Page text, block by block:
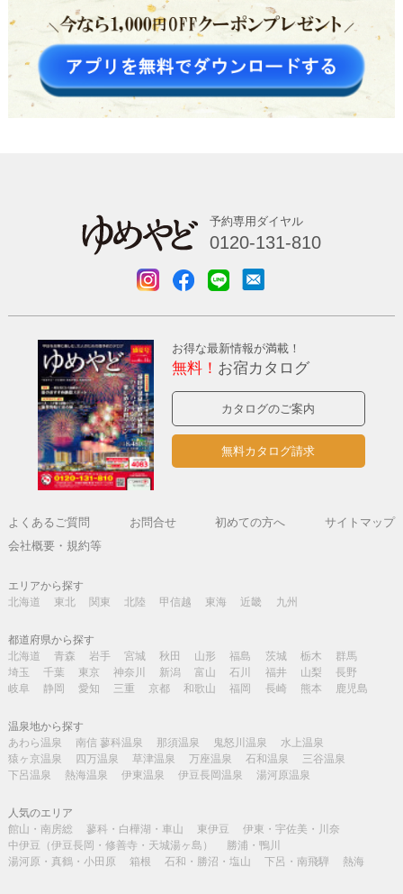
予約専用ダイヤル
0120-131-810
お得な最新情報が満載！
無料！ お宿カタログ
カタログのご案内
無料カタログ請求
よくあるご質問 お問合せ 初めての方へ
サイトマップ
会社概要・規約等
エリアから探す
北海道
東北 関東 北陸 甲信越 東海 近畿 九州
都道府県から探す
北海道
青森 岩手 宮城 秋田 山形 福島 茨城 栃木
群馬
埼玉
千葉 東京 神奈川 新潟 富山 石川 福井 山梨
長野
岐阜
静岡 愛知 三重 京都 和歌山 福岡 長崎 熊本 鹿児島
温泉地から探す
あわら温泉
南信 蓼科温泉 那須温泉 鬼怒川温泉
水上温泉
猿ヶ京温泉
四万温泉 草津温泉 万座温泉 石和温泉
三谷温泉
下呂温泉
熱海温泉 伊東温泉 伊豆長岡温泉 湯河原温泉
人気のエリア
館山・南房総
蓼科・白樺湖・車山 東伊豆
伊東・宇佐美・川奈
中伊豆（伊豆長岡・修善寺・天城湯ヶ島）
勝浦・鴨川
湯河原・真鶴・小田原
箱根 石和・勝沼・塩山 下呂・南飛騨 熱海